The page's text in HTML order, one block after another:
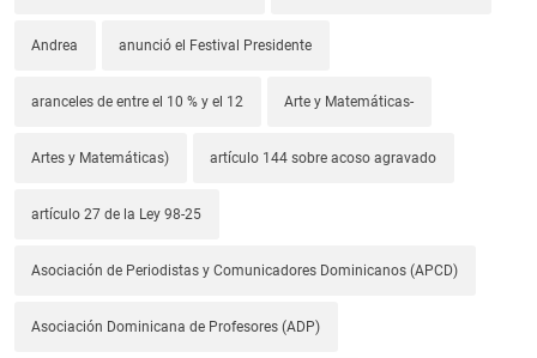
Andrea anunció el Festival Presidente
aranceles de entre el 10 % y el 12 Arte y Matemáticas-
Artes y Matemáticas) artículo 144 sobre acoso agravado
artículo 27 de la Ley 98-25
Asociación de Periodistas y Comunicadores Dominicanos (APCD)
Asociación Dominicana de Profesores (ADP)